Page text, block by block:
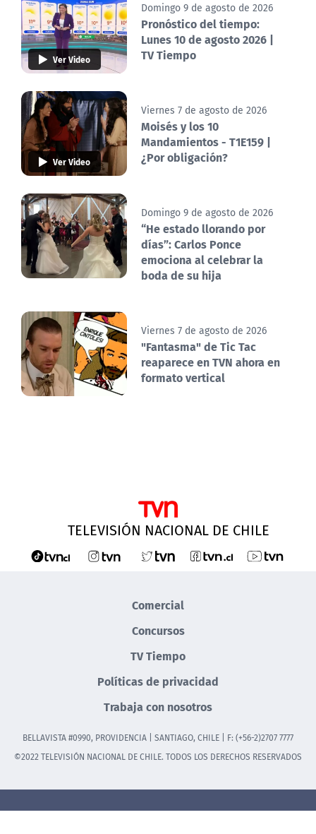
Ver Video
Domingo 9 de agosto de 2026
Pronóstico del tiempo:
Lunes 10 de agosto 2026 |
TV Tiempo
Ver Video
Viernes 7 de agosto de 2026
Moisés y los 10
Mandamientos - T1E159 |
¿Por obligación?
Domingo 9 de agosto de 2026
“He estado llorando por
días”: Carlos Ponce
emociona al celebrar la
boda de su hija
Viernes 7 de agosto de 2026
"Fantasma" de Tic Tac
reaparece en TVN ahora en
formato vertical
TELEVISIÓN NACIONAL DE CHILE
Comercial
Concursos
TV Tiempo
Políticas de privacidad
Trabaja con nosotros
BELLAVISTA #0990, PROVIDENCIA | SANTIAGO, CHILE | F: (+56-2)2707 7777
©2022 TELEVISIÓN NACIONAL DE CHILE. TODOS LOS DERECHOS RESERVADOS